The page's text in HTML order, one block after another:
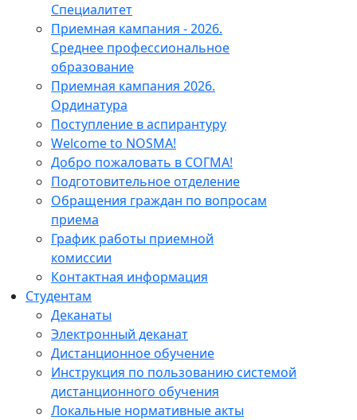
Специалитет
Приемная кампания - 2026.
Среднее профессиональное
образование
Приемная кампания 2026.
Ординатура
Поступление в аспирантуру
Welcome to NOSMA!
Добро пожаловать в СОГМА!
Подготовительное отделение
Обращения граждан по вопросам
приема
График работы приемной
комиссии
Контактная информация
Студентам
Деканаты
Электронный деканат
Дистанционное обучение
Инструкция по пользованию системой
дистанционного обучения
Локальные нормативные акты